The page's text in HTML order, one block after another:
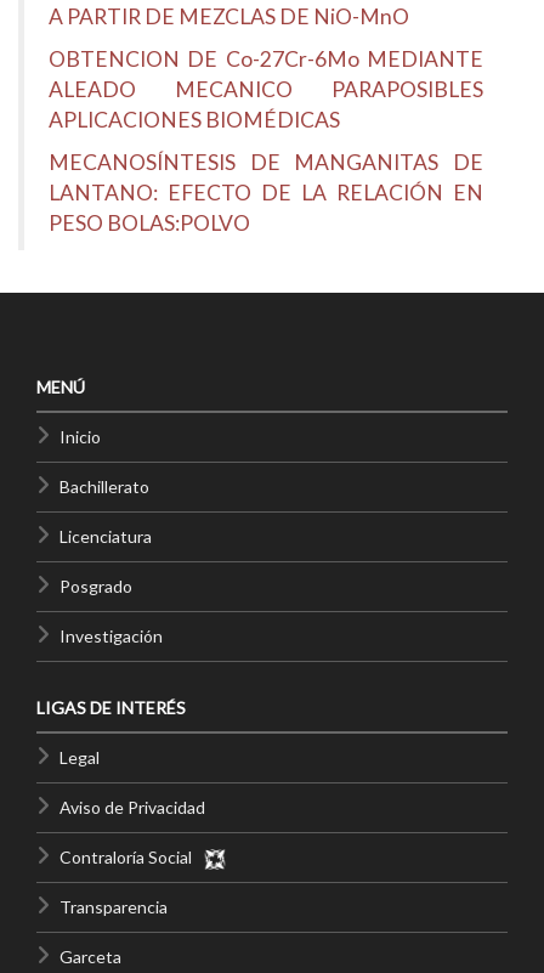
A PARTIR DE MEZCLAS DE NiO-MnO
OBTENCION DE Co-27Cr-6Mo MEDIANTE
ALEADO MECANICO PARAPOSIBLES
APLICACIONES BIOMÉDICAS
MECANOSÍNTESIS DE MANGANITAS DE
LANTANO: EFECTO DE LA RELACIÓN EN
PESO BOLAS:POLVO
MENÚ
Inicio
Bachillerato
Licenciatura
Posgrado
Investigación
LIGAS DE INTERÉS
Legal
Aviso de Privacidad
Contraloría Social
Transparencia
Garceta